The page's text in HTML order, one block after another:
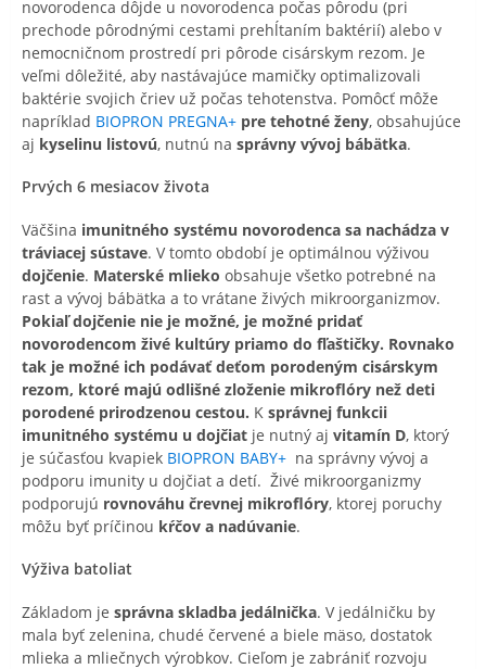
novorodenca dôjde u novorodenca počas pôrodu (pri
prechode pôrodnými cestami prehĺtaním baktérií) alebo v
nemocničnom prostredí pri pôrode cisárskym rezom. Je
veľmi dôležité, aby nastávajúce mamičky optimalizovali
baktérie svojich čriev už počas tehotenstva. Pomôcť môže
napríklad BIOPRON PREGNA+ pre tehotné ženy, obsahujúce
aj kyselinu listovú, nutnú na správny vývoj bábätka.
Prvých 6 mesiacov života
Väčšina imunitného systému novorodenca sa nachádza v
tráviacej sústave. V tomto období je optimálnou výživou
dojčenie. Materské mlieko obsahuje všetko potrebné na
rast a vývoj bábätka a to vrátane živých mikroorganizmov.
Pokiaľ dojčenie nie je možné, je možné pridať
novorodencom živé kultúry priamo do fľaštičky. Rovnako
tak je možné ich podávať deťom porodeným cisárskym
rezom, ktoré majú odlišné zloženie mikroflóry než deti
porodené prirodzenou cestou. K správnej funkcii
imunitného systému u dojčiat je nutný aj vitamín D, ktorý
je súčasťou kvapiek BIOPRON BABY+ na správny vývoj a
podporu imunity u dojčiat a detí. Živé mikroorganizmy
podporujú rovnováhu črevnej mikroflóry, ktorej poruchy
môžu byť príčinou kŕčov a nadúvanie.
Výživa batoliat
Základom je správna skladba jedálnička. V jedálničku by
mala byť zelenina, chudé červené a biele mäso, dostatok
mlieka a mliečnych výrobkov. Cieľom je zabrániť rozvoju